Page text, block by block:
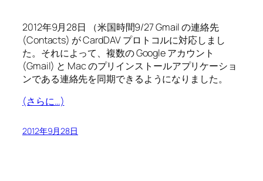
2012年9月28日 （米国時間9/27 Gmail の連絡先
(Contacts) が CardDAV プロトコルに対応しまし
た。それによって、複数の Google アカウント
(Gmail) と Mac のプリインストールアプリケーショ
ンである連絡先を同期できるようになりました。
(さらに…)
2012年9月28日